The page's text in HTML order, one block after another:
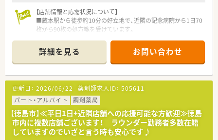
【店舗情報と応需状況について】
■蔵本駅から徒歩約10分の好立地で、近隣の記念病院から1日70
枚から90枚の処方箋を受けています。
の処方経験を積むことが可能な環境です。
■常勤5名に加え午前パート2名と応援ラウンダーが1名在籍し
ており、安定した体制を整えています。
【募集背景と求める人物像について】
■現在は欠員補充と体制強化を目的とした急募を行っており、意
欲のある方なら幅広く打診を歓迎します。
■特に在宅業務などの新しい分野に対して、自ら進んで取り組め
る主体性を持った薬剤師を求めています。
■実務経験が浅い方やブランクがある場合でも、前向きに学ぶ姿
勢のある方であれば丁寧に指導します。
詳細を見る お問い合わせ
更新日： 2026/06/22 薬剤師求人ID： 505611
パート・アルバイト
調剤薬局
【徳島市】≪平日1日+近隣店舗への応援可能な方歓迎≫徳島
市内に複数店舗ございます！ ラウンダー勤務者多数在籍
していますのでいざと言う時も安心です♪